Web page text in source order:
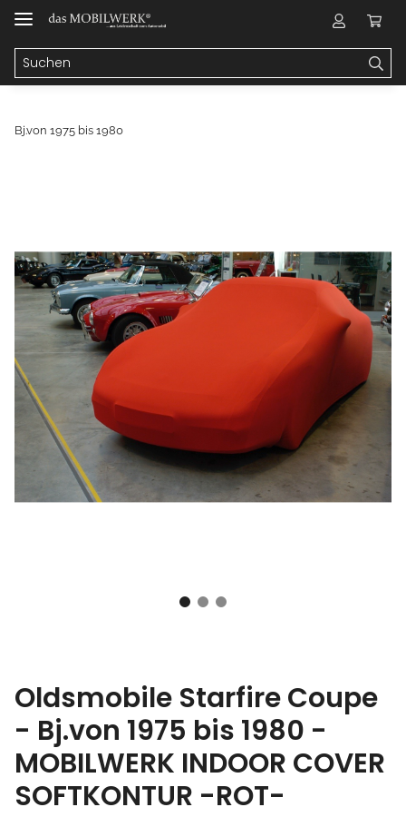
Bj.von 1975 bis 1980
Oldsmobile Starfire Coupe
- Bj.von 1975 bis 1980 -
MOBILWERK INDOOR COVER
SOFTKONTUR -ROT-